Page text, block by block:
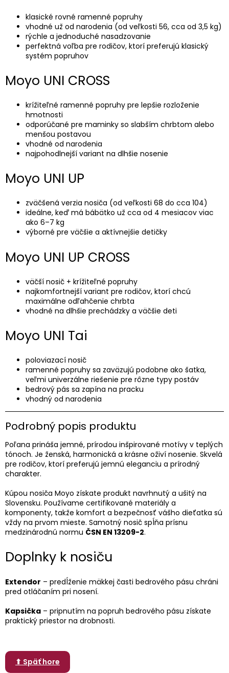
klasické rovné ramenné popruhy
vhodné už od narodenia (od veľkosti 56, cca od 3,5 kg)
rýchle a jednoduché nasadzovanie
perfektná voľba pre rodičov, ktorí preferujú klasický
systém popruhov
Moyo UNI CROSS
krížiteľné ramenné popruhy pre lepšie rozloženie
hmotnosti
odporúčané pre maminky so slabším chrbtom alebo
menšou postavou
vhodné od narodenia
najpohodlnejší variant na dlhšie nosenie
Moyo UNI UP
zväčšená verzia nosiča (od veľkosti 68 do cca 104)
ideálne, keď má bábätko už cca od 4 mesiacov viac
ako 6–7 kg
výborné pre väčšie a aktívnejšie detičky
Moyo UNI UP CROSS
väčší nosič + krížiteľné popruhy
najkomfortnejší variant pre rodičov, ktorí chcú
maximálne odľahčenie chrbta
vhodné na dlhšie prechádzky a väčšie deti
Moyo UNI Tai
poloviazací nosič
ramenné popruhy sa zaväzujú podobne ako šatka,
veľmi univerzálne riešenie pre rôzne typy postáv
bedrový pás sa zapína na pracku
vhodný od narodenia
Podrobný popis produktu
Poľana prináša jemné, prírodou inšpirované motívy v teplých
tónoch. Je ženská, harmonická a krásne oživí nosenie. Skvelá
pre rodičov, ktorí preferujú jemnú eleganciu a prírodný
charakter.
Kúpou nosiča Moyo získate produkt navrhnutý a ušitý na
Slovensku. Používame certifikované materiály a
komponenty, takže komfort a bezpečnosť vášho dieťatka sú
vždy na prvom mieste. Samotný nosič spĺňa prísnu
medzinárodnú normu ČSN EN 13209-2.
Doplnky k nosiču
Extendor – predĺženie mäkkej časti bedrového pásu chráni
pred otláčaním pri nosení.
Kapsička – pripnutím na popruh bedrového pásu získate
praktický priestor na drobnosti.
⬆ Späť hore